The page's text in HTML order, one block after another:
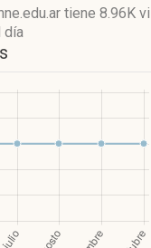
tiene 8.96K
día